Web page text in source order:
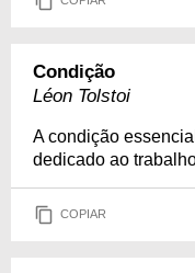
Condição
Léon Tolstoi
A condição
dedicado ao
COPIAR